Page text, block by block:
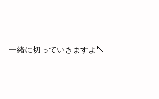
一緒に切っていきますよ🔪